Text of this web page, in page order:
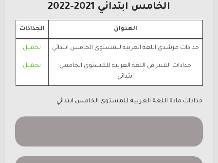
الخامس ابتدائي 2021-2022
العنوان الجذاذات
جذاذات مرشدي اللغة العربية للمستوى الخامس ابتدائي تحميل
جذاذات المنير في اللغة العربية للمستوى الخامس
ابتدائي
تحميل
جذاذات مادة اللغة العربية للمستوى الخامس ابتدائي